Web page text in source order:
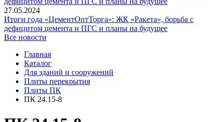
27.05.2024
Итоги года «ЦементОптТорга»: ЖК «Ракета», борьба с
дефицитом цемента и ПГС и планы на будущее
Все новости
Главная
Каталог
Для зданий и сооружений
Плиты перекрытия
Плиты ПК
ПК 24.15-8